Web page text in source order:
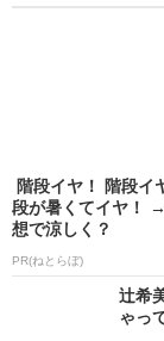
階段イヤ！ 階段イ
段が暑くてイヤ！
想で涼しく？
PR(ねとらぼ)
辻希
ゃっ